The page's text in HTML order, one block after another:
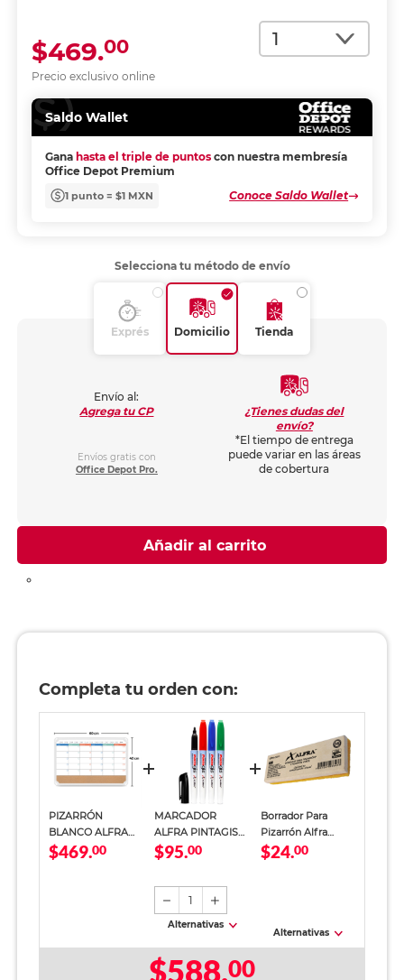
Cantidad
Precio exclusivo online
$469.00
Saldo Wallet
Gana hasta el triple de puntos con nuestra membresía
Office Depot Premium
1 punto = $1 MXN Conoce Saldo Wallet
Selecciona tu método de envío
Exprés Domicilio Tienda
Envío al:
Agrega tu CP
Envíos gratis con
Office Depot Pro.
¿Tienes dudas del
envío?
*El tiempo de entrega
puede variar en las áreas
de cobertura
Añadir al carrito
Completa tu orden con:
PIZARRÓN
BLANCO ALFRA
SOW (AGENDA
$469.00
MARCADOR
ALFRA PINTAGIS
(4 PZA.)
$95.00
1
Alternativas
Borrador Para
Pizarrón Alfra
Básico
$24.00
Alternativas
$588.00